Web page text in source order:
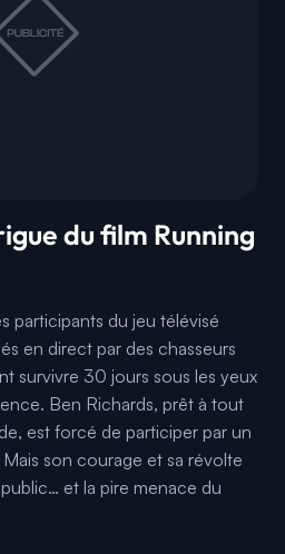
du film Running
participants du jeu télévisé
en direct par des chasseurs
survivre 30 jours sous les yeux
Ben Richards, prêt à tout
est forcé de participer par un
son courage et sa révolte
et la pire menace du